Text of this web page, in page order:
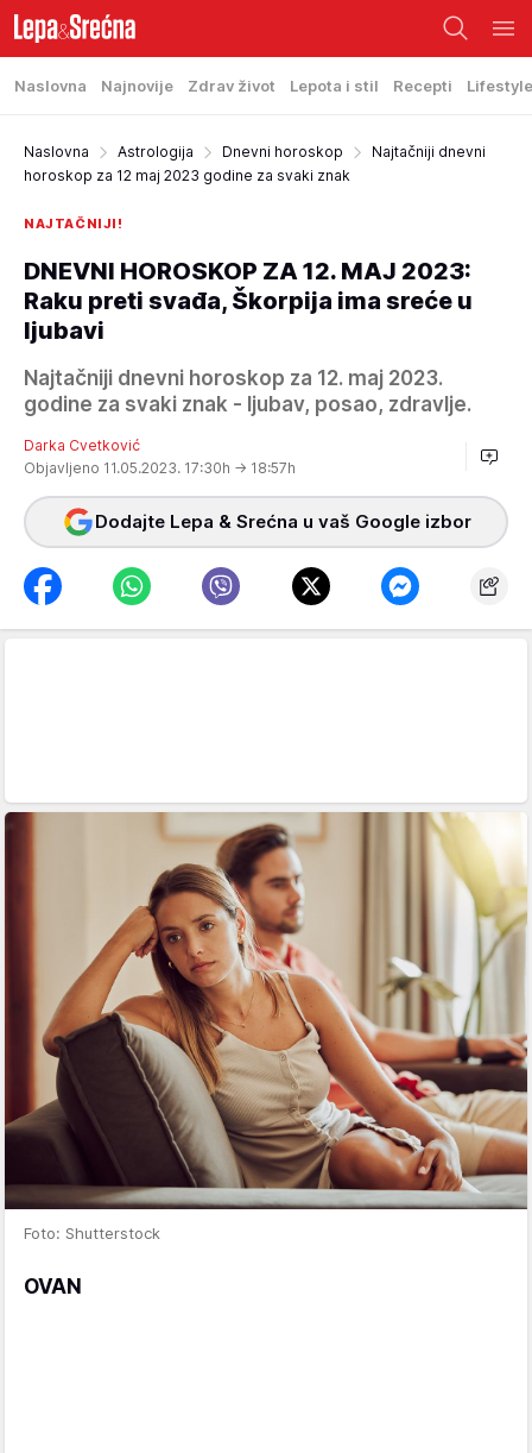
Naslovna Najnovije Zdrav život Lepota i stil Recepti Lifestyle
Naslovna Astrologija Dnevni horoskop
Najtačniji dnevni
horoskop za 12 maj 2023 godine za svaki znak
NAJTAČNIJI!
DNEVNI HOROSKOP ZA 12. MAJ 2023:
Raku preti svađa, Škorpija ima sreće u
ljubavi
Najtačniji dnevni horoskop za 12. maj 2023.
godine za svaki znak - ljubav, posao, zdravlje.
Darka Cvetković
Objavljeno 11.05.2023. 17:30h → 18:57h
Dodajte Lepa & Srećna u vaš Google izbor
Foto: Shutterstock
OVAN